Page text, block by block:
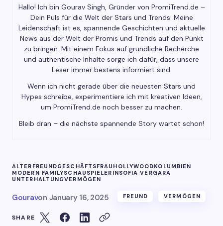
Hallo! Ich bin Gourav Singh, Gründer von PromiTrend.de –
Dein Puls für die Welt der Stars und Trends. Meine
Leidenschaft ist es, spannende Geschichten und aktuelle
News aus der Welt der Promis und Trends auf den Punkt
zu bringen. Mit einem Fokus auf gründliche Recherche
und authentische Inhalte sorge ich dafür, dass unsere
Leser immer bestens informiert sind.
Wenn ich nicht gerade über die neuesten Stars und
Hypes schreibe, experimentiere ich mit kreativen Ideen,
um PromiTrend.de noch besser zu machen.
Bleib dran – die nächste spannende Story wartet schon!
ALTER FREUNDGESCHÄFTSFRAU HOLLYWOODKOLUMBIEN
MODERN FAMILYSCHAUSPIELERINSOFIA VERGARA
UNTERHALTUNGVERMÖGEN
Gouravon January 16, 2025 FREUND VERMÖGEN
SHARE